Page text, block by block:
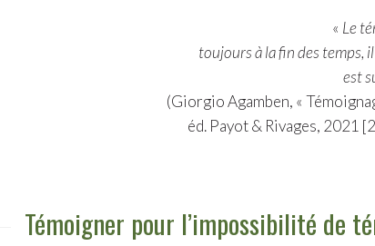
« Le
toujours à la fin des temps,
est
(Giorgio Agamben, «
éd. Payot & Rivages, 2021
Témoigner pour l’impossibilité de